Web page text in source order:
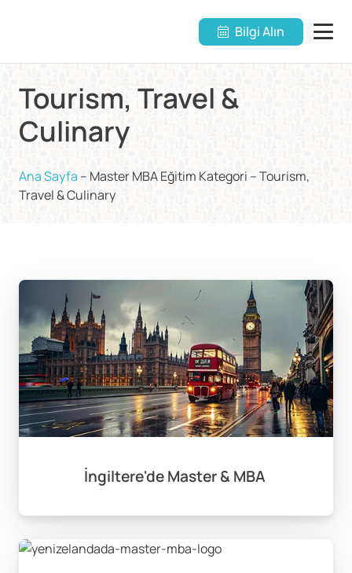
Bilgi Alın
Tourism, Travel &
Culinary
Ana Sayfa – Master MBA Eğitim Kategori –Tourism,
Travel & Culinary
İngiltere'de Master & MBA